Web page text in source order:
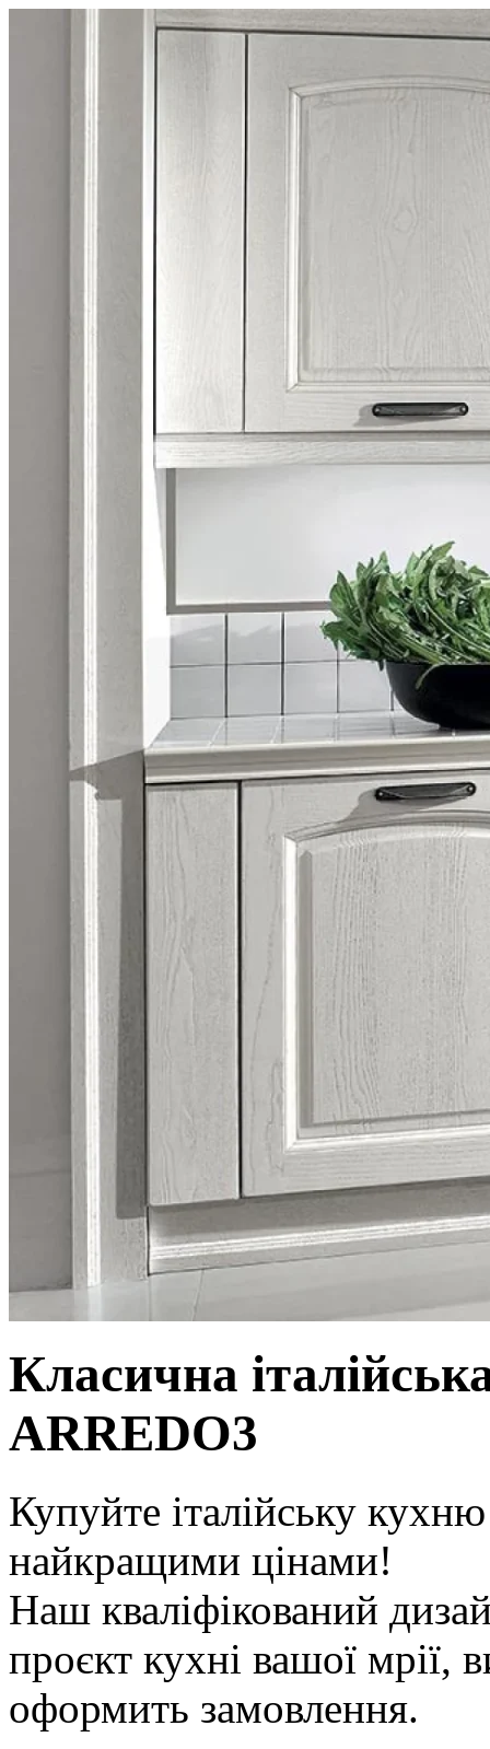
Класична
ARREDO3
Купуйте італійську
найкращими цінами!
Наш кваліфікований
проєкт кухні вашої мрії,
оформить замовлення.